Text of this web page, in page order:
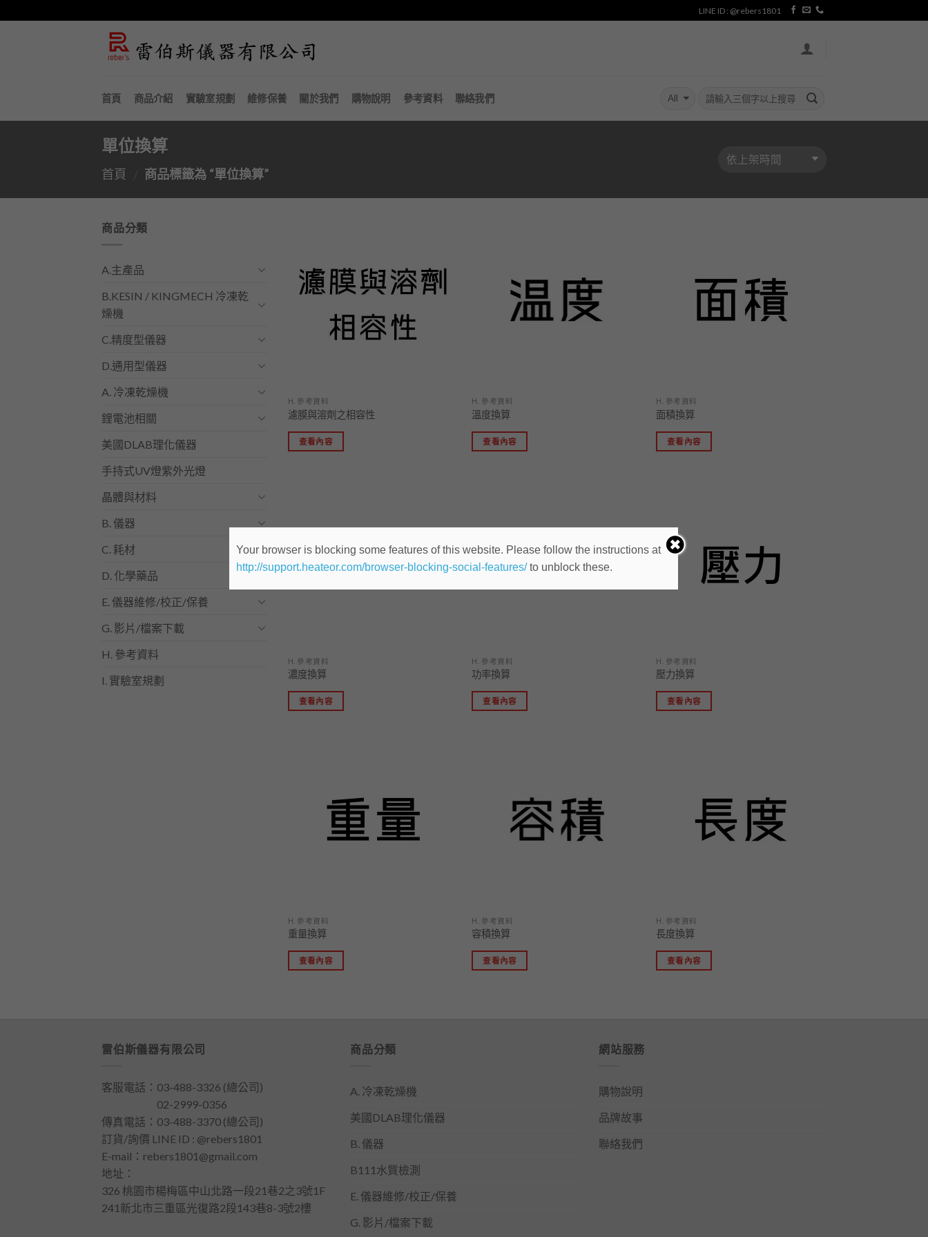
LINE ID : @rebers1801
首頁 商品介紹 實驗室規劃 維修保養 關於我們 購物說明 參考資料 聯絡我們
單位換算
首頁 商品標籤為 “單位換算”
商品分類
A.主產品
B.KESIN / KINGMECH 冷凍乾
燥機
C.精度型儀器
D.通用型儀器
A. 冷凍乾燥機
鋰電池相關
美國DLAB理化儀器
手持式UV燈紫外光燈
晶體與材料
B. 儀器
C. 耗材
D. 化學藥品
E. 儀器維修/校正/保養
G. 影片/檔案下載
H. 參考資料
I. 實驗室規劃
「願
望清
單」
H. 參考資料
濾膜與溶劑之相容性
查看內容
H. 參考資料
溫度換算
查看內容
H. 參考資料
面積換算
查看內容
「願
單」
H. 參考資料
濃度換算
查看內容
「願
單」
H. 參考資料
功率換算
查看內容
H. 參考資料
壓力換算
查看內容
H. 參考資料
重量換算
查看內容
H. 參考資料
容積換算
查看內容
H. 參考資料
長度換算
查看內容
雷伯斯儀器有限公司
客服電話： 03-488-3326 (總公司)
02-2999-0356
傳真電話：03-488-3370 (總公司)
訂貨/詢價 LINE ID : @rebers1801
E-mail： rebers1801@gmail.com
地址：
326 桃園市楊梅區中山北路一段21巷2之3號1F
241新北市三重區光復路2段143巷8-3號2樓
商品分類
A. 冷凍乾燥機
美國DLAB理化儀器
B. 儀器
B111水質檢測
E. 儀器維修/校正/保養
G. 影片/檔案下載
網站服務
購物說明
品牌故事
聯絡我們
Your browser is blocking some features of this website. Please follow the instructions at
http://support.heateor.com/browser-blocking-social-features/to unblock these.